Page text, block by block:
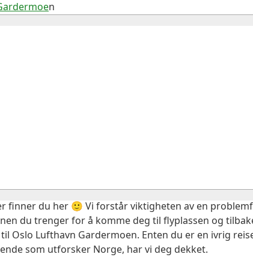
n
finner du her 🙂 Vi forstår viktigheten av en
du trenger for å komme deg til flyplassen og
Lufthavn Gardermoen. Enten du er en ivrig
som utforsker Norge, har vi deg dekket.